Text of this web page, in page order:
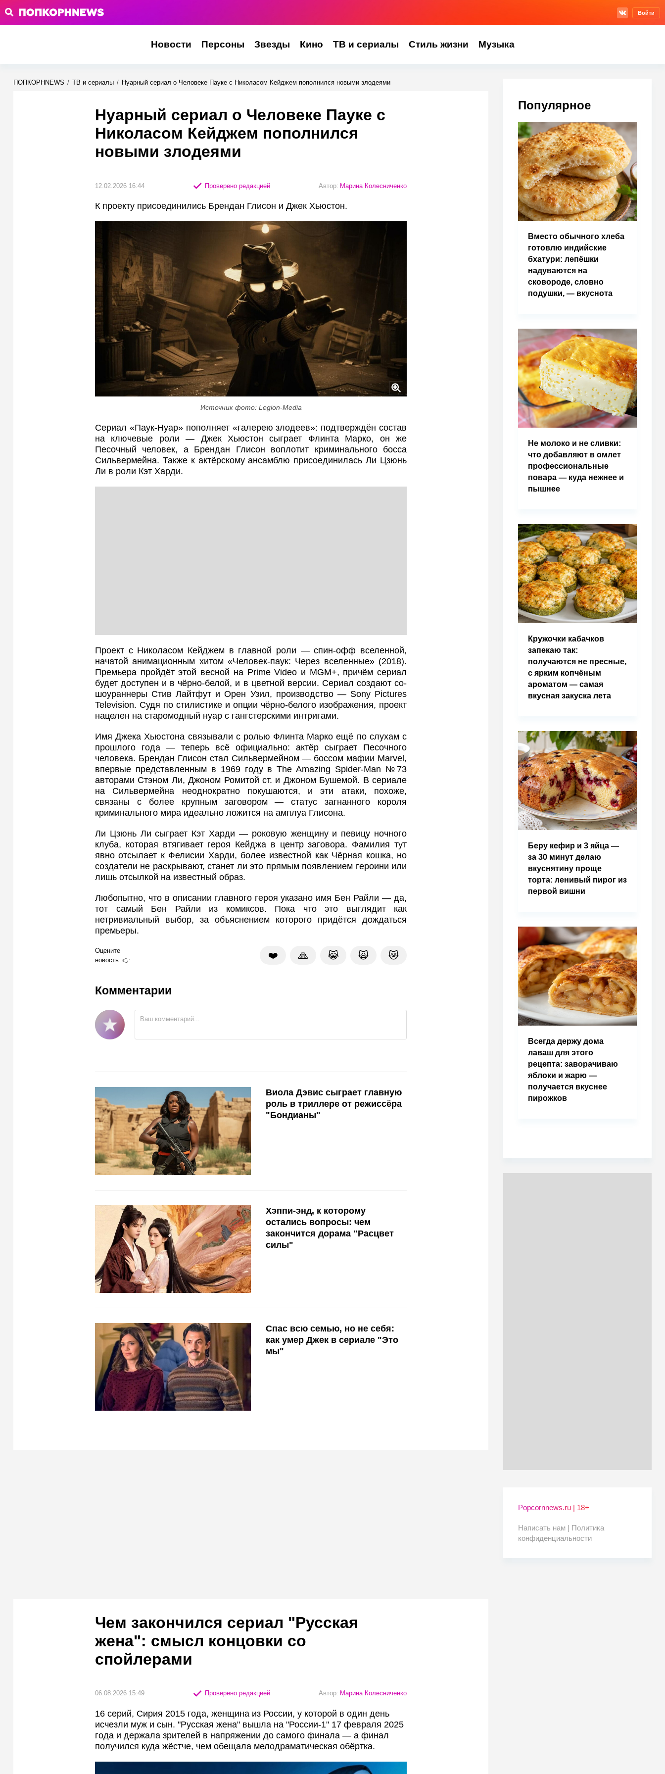
Войти
Новости Персоны Звезды Кино ТВ и сериалы Стиль жизни Музыка
ПОПКОРНNEWS / ТВ и сериалы / Нуарный сериал о Человеке Пауке с Николасом Кейджем пополнился новыми злодеями
Нуарный сериал о Человеке Пауке с
Николасом Кейджем пополнился
новыми злодеями
12.02.2026 16:44 Проверено редакцией Автор: Марина Колесниченко
К проекту присоединились Брендан Глисон и Джек Хьюстон.
Источник фото: Legion-Media
Сериал «Паук-Нуар» пополняет «галерею злодеев»: подтверждён состав
на ключевые роли — Джек Хьюстон сыграет Флинта Марко, он же
Песочный человек, а Брендан Глисон воплотит криминального босса
Сильвермейна. Также к актёрскому ансамблю присоединилась Ли Цзюнь
Ли в роли Кэт Харди.
Проект с Николасом Кейджем в главной роли — спин-офф вселенной,
начатой анимационным хитом «Человек-паук: Через вселенные» (2018).
Премьера пройдёт этой весной на Prime Video и MGM+, причём сериал
будет доступен и в чёрно-белой, и в цветной версии. Сериал создают со-
шоураннеры Стив Лайтфут и Орен Узил, производство — Sony Pictures
Television. Судя по стилистике и опции чёрно-белого изображения, проект
нацелен на старомодный нуар с гангстерскими интригами.
Имя Джека Хьюстона связывали с ролью Флинта Марко ещё по слухам с
прошлого года — теперь всё официально: актёр сыграет Песочного
человека. Брендан Глисон стал Сильвермейном — боссом мафии Marvel,
впервые представленным в 1969 году в The Amazing Spider-Man №73
авторами Стэном Ли, Джоном Ромитой ст. и Джоном Бушемой. В сериале
на Сильвермейна неоднократно покушаются, и эти атаки, похоже,
связаны с более крупным заговором — статус загнанного короля
криминального мира идеально ложится на амплуа Глисона.
Ли Цзюнь Ли сыграет Кэт Харди — роковую женщину и певицу ночного
клуба, которая втягивает героя Кейджа в центр заговора. Фамилия тут
явно отсылает к Фелисии Харди, более известной как Чёрная кошка, но
создатели не раскрывают, станет ли это прямым появлением героини или
лишь отсылкой на известный образ.
Любопытно, что в описании главного героя указано имя Бен Райли — да,
тот самый Бен Райли из комиксов. Пока что это выглядит как
нетривиальный выбор, за объяснением которого придётся дождаться
премьеры.
Оцените
новость
❤️ 🙏 😹 🙀 😿
Комментарии
Виола Дэвис сыграет главную
роль в триллере от режиссёра
"Бондианы"
Хэппи-энд, к которому
остались вопросы: чем
закончится дорама "Расцвет
силы"
Спас всю семью, но не себя:
как умер Джек в сериале "Это
мы"
Чем закончился сериал "Русская
жена": смысл концовки со
спойлерами
06.08.2026 15:49 Проверено редакцией Автор: Марина Колесниченко
16 серий, Сирия 2015 года, женщина из России, у которой в один день
исчезли муж и сын. "Русская жена" вышла на "России-1" 17 февраля 2025
года и держала зрителей в напряжении до самого финала — а финал
получился куда жёстче, чем обещала мелодраматическая обёртка.
Популярное
Вместо обычного хлеба
готовлю индийские
бхатури: лепёшки
надуваются на
сковороде, словно
подушки, — вкуснота
Не молоко и не сливки:
что добавляют в омлет
профессиональные
повара — куда нежнее и
пышнее
Кружочки кабачков
запекаю так:
получаются не пресные,
с ярким копчёным
ароматом — самая
вкусная закуска лета
Беру кефир и 3 яйца —
за 30 минут делаю
вкуснятину проще
торта: ленивый пирог из
первой вишни
Всегда держу дома
лаваш для этого
рецепта: заворачиваю
яблоки и жарю —
получается вкуснее
пирожков
Popcornnews.ru | 18+
Написать нам | Политика
конфиденциальности